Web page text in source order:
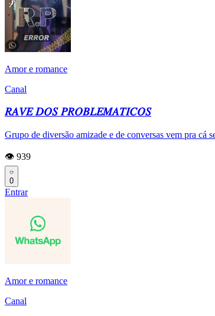
Amor e romance
Canal
𝑅𝐴𝑉𝐸 𝐷𝑂𝑆 𝑃𝑅𝑂𝐵𝐿𝐸𝑀𝐴𝑇𝐼𝐶𝑂𝑆
Grupo de diversão amizade e de conversas vem pra cá
👁️ 939
0
Entrar
Amor e romance
Canal